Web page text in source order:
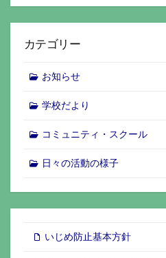
カテゴリー
お知らせ
学校だより
コミュニティ・スクール
日々の活動の様子
いじめ防止基本方針